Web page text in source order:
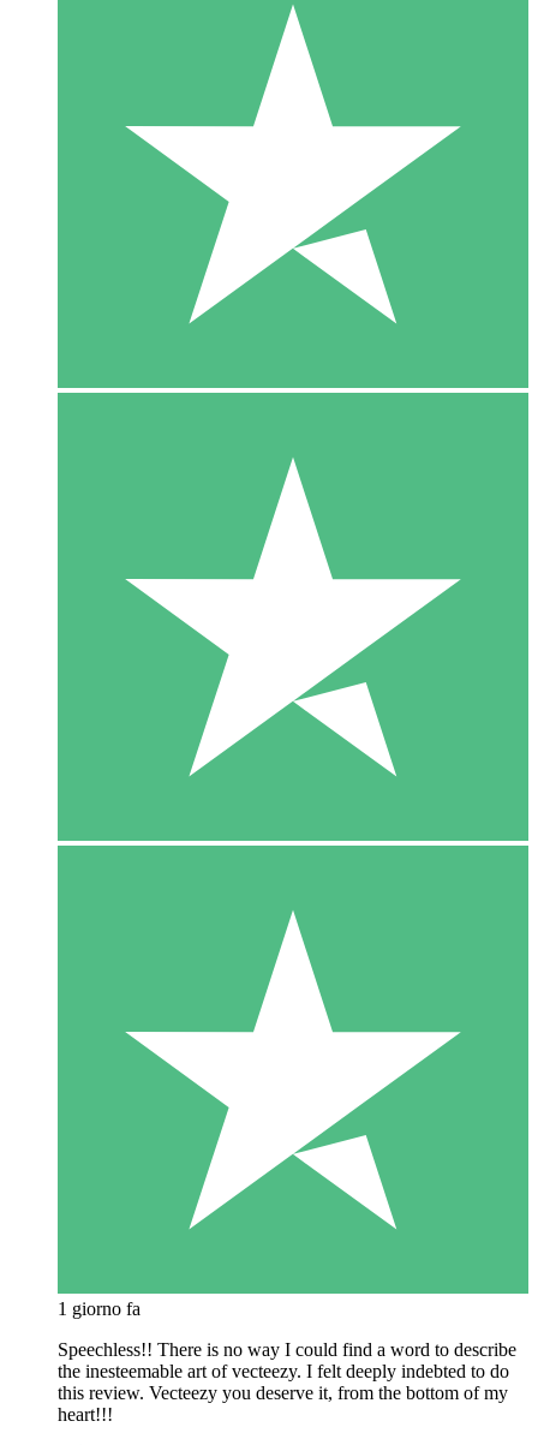
1 giorno fa
Speechless!! There is no way I could find a word to describe
the inesteemable art of vecteezy. I felt deeply indebted to do
this review. Vecteezy you deserve it, from the bottom of my
heart!!!